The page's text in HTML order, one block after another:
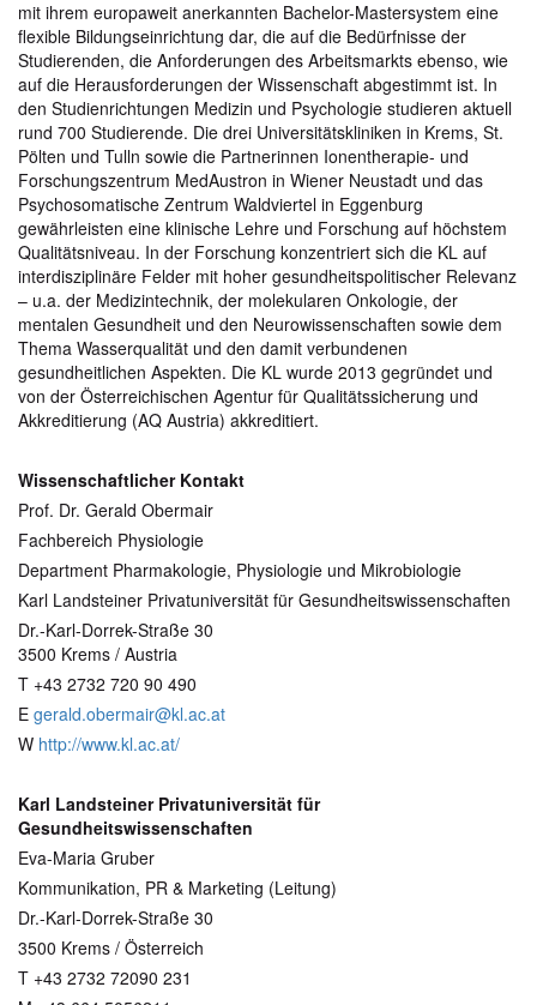
mit ihrem europaweit anerkannten Bachelor-Mastersystem eine
flexible Bildungseinrichtung dar, die auf die Bedürfnisse der
Studierenden, die Anforderungen des Arbeitsmarkts ebenso, wie
auf die Herausforderungen der Wissenschaft abgestimmt ist. In
den Studienrichtungen Medizin und Psychologie studieren aktuell
rund 700 Studierende. Die drei Universitätskliniken in Krems, St.
Pölten und Tulln sowie die Partnerinnen Ionentherapie- und
Forschungszentrum MedAustron in Wiener Neustadt und das
Psychosomatische Zentrum Waldviertel in Eggenburg
gewährleisten eine klinische Lehre und Forschung auf höchstem
Qualitätsniveau. In der Forschung konzentriert sich die KL auf
interdisziplinäre Felder mit hoher gesundheitspolitischer Relevanz
– u.a. der Medizintechnik, der molekularen Onkologie, der
mentalen Gesundheit und den Neurowissenschaften sowie dem
Thema Wasserqualität und den damit verbundenen
gesundheitlichen Aspekten. Die KL wurde 2013 gegründet und
von der Österreichischen Agentur für Qualitätssicherung und
Akkreditierung (AQ Austria) akkreditiert.
Wissenschaftlicher Kontakt
Prof. Dr. Gerald Obermair
Fachbereich Physiologie
Department Pharmakologie, Physiologie und Mikrobiologie
Karl Landsteiner Privatuniversität für Gesundheitswissenschaften
Dr.-Karl-Dorrek-Straße 30
3500 Krems / Austria
T +43 2732 720 90 490
E gerald.obermair@kl.ac.at
W http://www.kl.ac.at/
Karl Landsteiner Privatuniversität für
Gesundheitswissenschaften
Eva-Maria Gruber
Kommunikation, PR & Marketing (Leitung)
Dr.-Karl-Dorrek-Straße 30
3500 Krems / Österreich
T +43 2732 72090 231